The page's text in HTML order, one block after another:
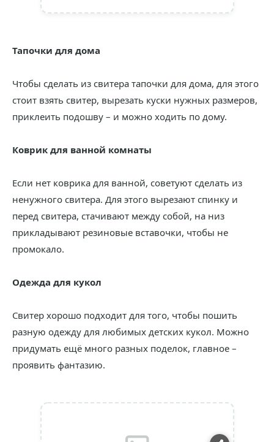
Тапочки для дома
Чтобы сделать из свитера тапочки для дома, для этого
стоит взять свитер, вырезать куски нужных размеров,
приклеить подошву – и можно ходить по дому.
Коврик для ванной комнаты
Если нет коврика для ванной, советуют сделать из
ненужного свитера. Для этого вырезают спинку и
перед свитера, стачивают между собой, на низ
прикладывают резиновые вставочки, чтобы не
промокало.
Одежда для кукол
Свитер хорошо подходит для того, чтобы пошить
разную одежду для любимых детских кукол. Можно
придумать ещё много разных поделок, главное –
проявить фантазию.